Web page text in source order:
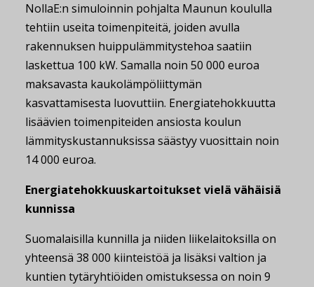
NollaE:n simuloinnin pohjalta Maunun koululla
tehtiin useita toimenpiteitä, joiden avulla
rakennuksen huippulämmitystehoa saatiin
laskettua 100 kW. Samalla noin 50 000 euroa
maksavasta kaukolämpöliittymän
kasvattamisesta luovuttiin. Energiatehokkuutta
lisäävien toimenpiteiden ansiosta koulun
lämmityskustannuksissa säästyy vuosittain noin
14 000 euroa.
Energiatehokkuuskartoitukset vielä vähäisiä
kunnissa
Suomalaisilla kunnilla ja niiden liikelaitoksilla on
yhteensä 38 000 kiinteistöä ja lisäksi valtion ja
kuntien tytäryhtiöiden omistuksessa on noin 9